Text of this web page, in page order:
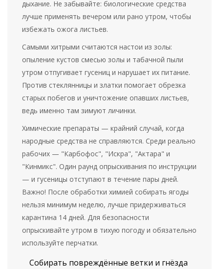
дыхание. Не забывайте: биологические средства
лучше применять вечером или рано утром, чтобы
избежать ожога листьев.
Самыми хитрыми считаются настои из золы:
опыление кустов смесью золы и табачной пыли
утром отпугивает гусениц и нарушает их питание.
Против стеклянницы и златки помогает обрезка
старых побегов и уничтожение опавших листьев,
ведь именно там зимуют личинки.
Химические препараты — крайний случай, когда
народные средства не справляются. Среди реально
рабочих — "Карбофос", "Искра", "Актара" и
"Кинмикс". Один раунд опрыскивания по инструкции
— и гусеницы отступают в течение пары дней.
Важно! После обработки химией собирать ягоды
нельзя минимум неделю, лучше придерживаться
карантина 14 дней. Для безопасности
опрыскивайте утром в тихую погоду и обязательно
используйте перчатки.
Собирать повреждённые ветки и гнёзда